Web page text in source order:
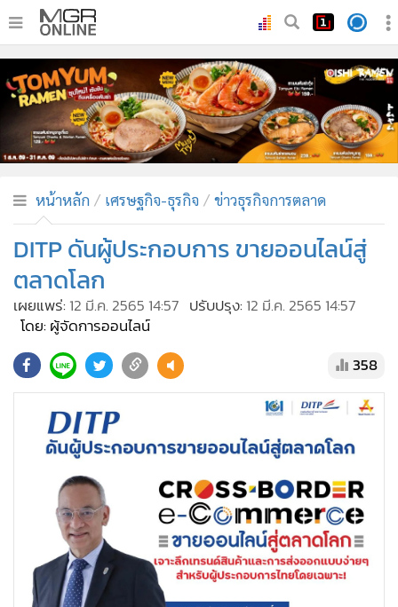
หน้าหลัก
• ทันเหตุการณ์
•
ภาคใต้
• ภูมิภาค
• บันเทิง
• คอลัมนิสต์
• ละคร
• CbizReview
• ผู้จัดกวน
• Good health & Well-being
Green Innovation & SD
Management & HR
MGR Live
Infographic
การเมือง
ท่องเที่ยว
กีฬา
หน้าหลัก เศรษฐกิจ-ธุรกิจ ข่าวธุรกิจการตลาด
DITP ดันผู้ประกอบการ ขายออนไลน์สู่
ตลาดโลก
เผยแพร่: 12 มี.ค. 2565 14:57 ปรับปรุง: 12 มี.ค. 2565 14:57
โดย: ผู้จัดการออนไลน์
358